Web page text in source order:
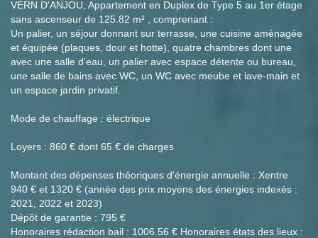
VERN D'ANJOU, Appartement en Duplex de Type 5 au 1er étage
sans ascenseur de 125.82 m² , comprenant :
Un palier, un séjour donnant sur terrasse, une cuisine aménagée
et équipée (plaques, dour et hotte), quatre chambres dont une
avec une salle d'eau, un palier avec espace détente ou bureau,
une salle de bains avec WC, un WC avec meube et lave-main et
un espace jardin privatif.
Mode de chauffage : électrique
Loyers : 860 € dont 65 € de charges
Montant des dépenses théoriques d'énergie annuelle : Xentre
940 € et 1320 € (année des prix moyens des énergies indexés :
2021, 2022 et 2023)
Dépôt de garantie : 795 €
Honoraires rédaction bail : 1006.56 € Honoraires états des lieux :